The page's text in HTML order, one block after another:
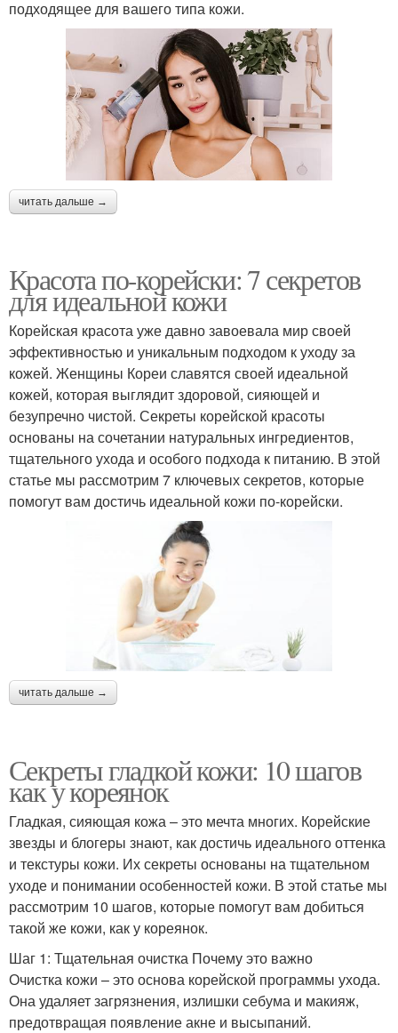
подходящее для вашего типа кожи.
читать дальше →
Красота по-корейски: 7 секретов
для идеальной кожи
Корейская красота уже давно завоевала мир своей
эффективностью и уникальным подходом к уходу за
кожей. Женщины Кореи славятся своей идеальной
кожей, которая выглядит здоровой, сияющей и
безупречно чистой. Секреты корейской красоты
основаны на сочетании натуральных ингредиентов,
тщательного ухода и особого подхода к питанию. В этой
статье мы рассмотрим 7 ключевых секретов, которые
помогут вам достичь идеальной кожи по-корейски.
читать дальше →
Секреты гладкой кожи: 10 шагов
как у кореянок
Гладкая, сияющая кожа – это мечта многих. Корейские
звезды и блогеры знают, как достичь идеального оттенка
и текстуры кожи. Их секреты основаны на тщательном
уходе и понимании особенностей кожи. В этой статье мы
рассмотрим 10 шагов, которые помогут вам добиться
такой же кожи, как у кореянок.
Шаг 1: Тщательная очистка Почему это важно
Очистка кожи – это основа корейской программы ухода.
Она удаляет загрязнения, излишки себума и макияж,
предотвращая появление акне и высыпаний.